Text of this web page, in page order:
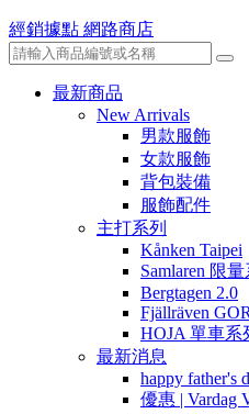
經銷據點 網路商店
最新商品
New Arrivals
男款服飾
女款服飾
背包裝備
服飾配件
主打系列
Kånken Taipei
Samlaren 限量
Bergtagen 2.0
Fjällräven
HOJA 單車系
最新消息
happy father's
優惠 | Vardag